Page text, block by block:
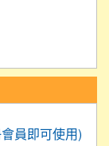
員即可使用)